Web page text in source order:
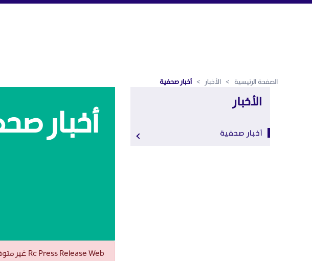
أخبار صحفية - الرياض المالية
الصفحة الرئيسية > الأخبار > أخبار صحفية
الأخبار
أخبار صحفية أخبار
Rc Press Release Web غير متوفر بشكل مؤقت.